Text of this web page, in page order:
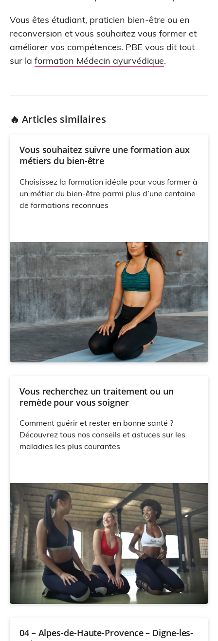
Vous êtes étudiant, praticien bien-être ou en
reconversion et vous souhaitez vous former et
améliorer vos compétences. PBE vous dit tout
sur la formation Médecin ayurvédique.
🔥 Articles similaires
Vous souhaitez suivre une formation aux
métiers du bien-être
Choisissez la formation idéale pour vous former à
un métier du bien-être parmi plus d’une centaine
de formations reconnues
Vous recherchez un traitement ou un
remède pour vous soigner
Comment guérir et rester en bonne santé ?
Découvrez tous nos conseils et astuces sur les
maladies les plus courantes
04 – Alpes-de-Haute-Provence – Digne-les-